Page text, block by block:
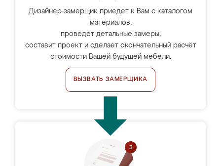
Дизайнер-замерщик приедет к Вам с каталогом
материалов,
проведёт детальные замеры,
составит проект и сделает окончательный расчёт
стоимости Вашей будущей мебели.
ВЫЗВАТЬ ЗАМЕРЩИКА